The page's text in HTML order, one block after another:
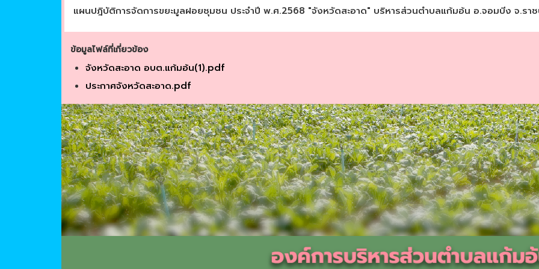
แผนปฎิบัติการจัดการขยะมูลฝอยชุมชน ประจำปี พ.ศ.2568 "จังหวัดสะอาด" บริหารส่วนตำบลแก้มอ้น อ.จอมบีง จ.รา
ข้อมูลไฟล์ที่เกี่ยวข้อง
จังหวัดสะอาด อบต.แก้มอ้น(1).pdf
ประกาศจังหวัดสะอาด.pdf